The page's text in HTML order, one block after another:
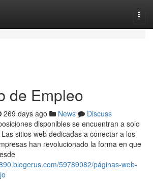
de Empleo
269 days ago News
Discuss
disponibles se encuentran a solo
sitios web dedicadas a conectar a los
han revolucionado la forma en que
59789082/páginas-web-